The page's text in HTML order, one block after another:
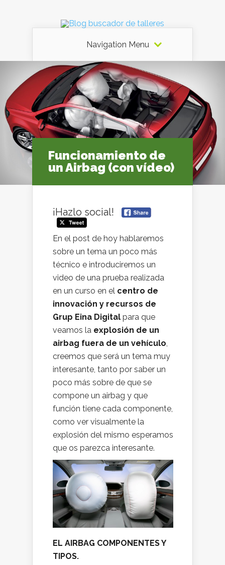
Navigation Menu
Funcionamiento de
un Airbag (con vídeo)
¡Hazlo social!
En el post de hoy hablaremos
sobre un tema un poco más
técnico e introduciremos un
video de una prueba realizada
en un curso en el centro de
innovación y recursos de
Grup Eina Digital para que
veamos la explosión de un
airbag fuera de un vehículo,
creemos que será un tema muy
interesante, tanto por saber un
poco más sobre de que se
compone un airbag y que
función tiene cada componente,
como ver visualmente la
explosión del mismo esperamos
que os parezca interesante.
EL AIRBAG COMPONENTES Y
TIPOS.